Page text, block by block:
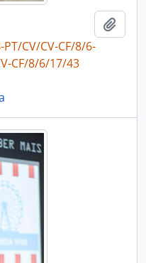
PT/CV/CV-CF/8/6-
CF/8/6/17/43